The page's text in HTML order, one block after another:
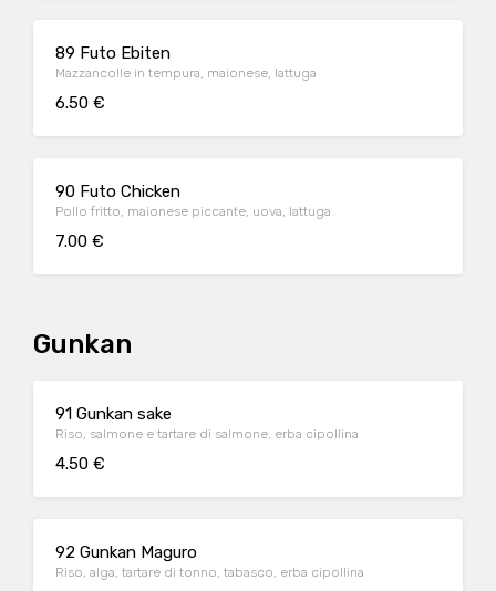
89 Futo Ebiten
Mazzancolle in tempura, maionese, lattuga
6.50 €
90 Futo Chicken
Pollo fritto, maionese piccante, uova, lattuga
7.00 €
Gunkan
91 Gunkan sake
Riso, salmone e tartare di salmone, erba cipollina
4.50 €
92 Gunkan Maguro
Riso, alga, tartare di tonno, tabasco, erba cipollina